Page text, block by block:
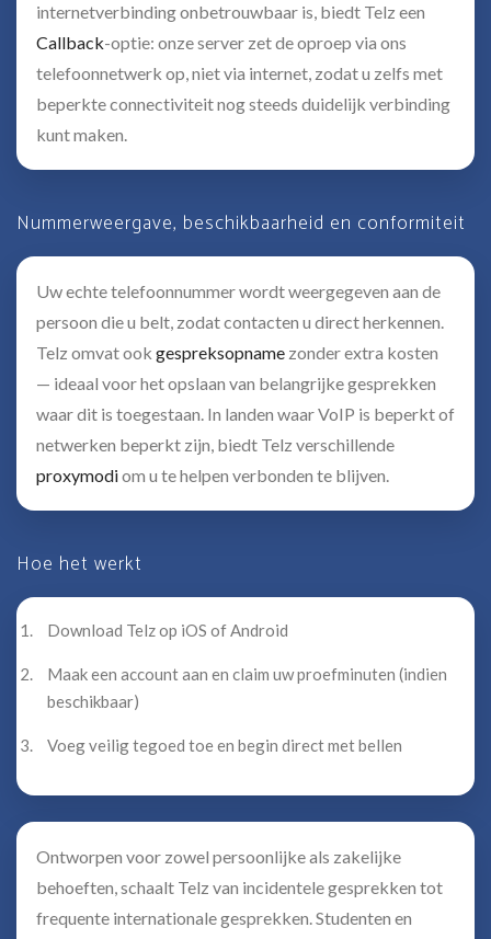
internetverbinding onbetrouwbaar is, biedt Telz een
Callback-optie: onze server zet de oproep via ons
telefoonnetwerk op, niet via internet, zodat u zelfs met
beperkte connectiviteit nog steeds duidelijk verbinding
kunt maken.
Nummerweergave, beschikbaarheid en conformiteit
Uw echte telefoonnummer wordt weergegeven aan de
persoon die u belt, zodat contacten u direct herkennen.
Telz omvat ook gespreksopname zonder extra kosten
— ideaal voor het opslaan van belangrijke gesprekken
waar dit is toegestaan. In landen waar VoIP is beperkt of
netwerken beperkt zijn, biedt Telz verschillende
proxymodiom u te helpen verbonden te blijven.
Hoe het werkt
Download Telz op iOS of Android
Maak een account aan en claim uw proefminuten (indien
beschikbaar)
Voeg veilig tegoed toe en begin direct met bellen
Ontworpen voor zowel persoonlijke als zakelijke
behoeften, schaalt Telz van incidentele gesprekken tot
frequente internationale gesprekken. Studenten en